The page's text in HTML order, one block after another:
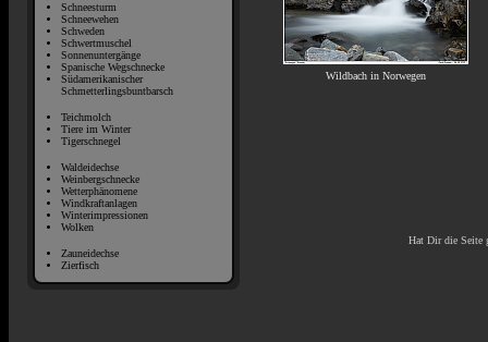
Schneesturm
Schneewehen
Schweden
Schwertmuschel
Sonnenuntergänge
Spanische Wegschnecke
Südamerikanischer
Schmetterlingsbuntbarsch
Teichmolch
Tiere im Winter
Tigerschnegel
Waldeidechse
Weinbergschnecke
Wetterphänomene
Windkraftanlagen
Winterimpressionen
Wolken
Zauneidechse
Zierfisch
Wildbach in Norwegen
Hat Dir die Seite